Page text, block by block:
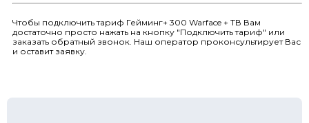
Чтобы подключить тариф Гейминг+ 300 Warface + ТВ Вам
достаточно просто нажать на кнопку "Подключить тариф" или
заказать обратный звонок. Наш оператор проконсультирует Вас
и оставит заявку.